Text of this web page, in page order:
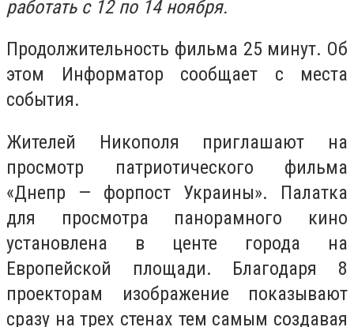
работать с 12 по 14 ноября.
Продолжительность фильма 25 минут. Об
этом Информатор сообщает с места
события.
Жителей Никополя приглашают на
просмотр патриотического фильма
«Днепр — форпост Украины». Палатка
для просмотра панорамного кино
установлена в центе города на
Европейской площади. Благодаря 8
проекторам изображение показывают
сразу на трех стенах тем самым создавая